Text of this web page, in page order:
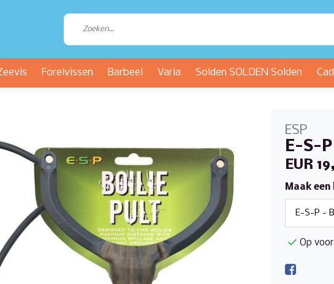
Forelvissen Barbeel Varia Solden SOLDEN Solden
ESP
E-S-
EUR
Maak een
Op